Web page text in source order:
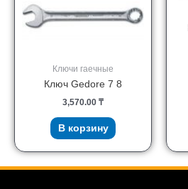
Ключи гаечные
Ключ Gedore 7 8
3,570.00 ₸
В корзину